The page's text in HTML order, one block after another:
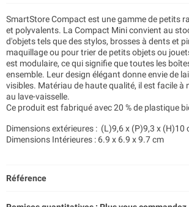
SmartStore Compact est une gamme de petits
et polyvalents. La Compact Mini convient au
d'objets tels que des stylos, brosses à dents et
maquillage ou pour trier de petits objets ou
est modulaire, ce qui signifie que toutes les
ensemble. Leur design élégant donne envie de
visibles. Matériau de haute qualité, il est facile à
au lave-vaisselle.
Ce produit est fabriqué avec 20 % de plastique
Dimensions extérieures : (L)9,6 x (P)9,3 x (H)10
Dimensions Intérieures : 6.9 x 6.9 x 9.7 cm
Référence